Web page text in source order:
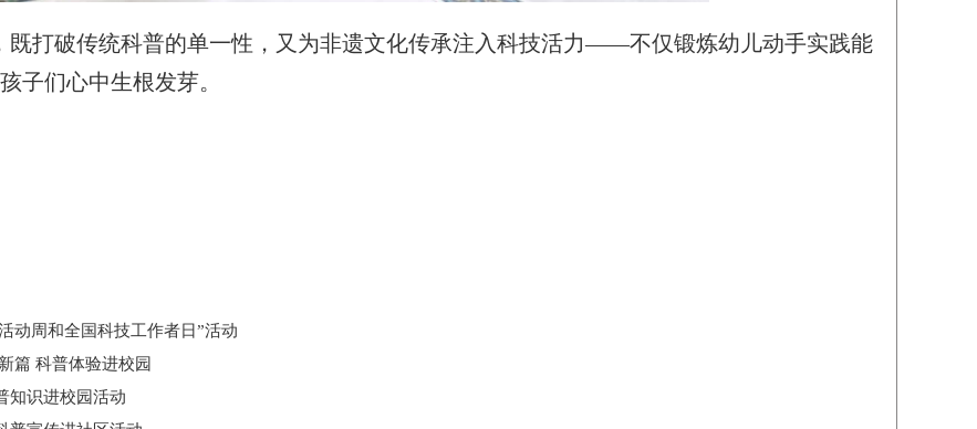
既打破传统科普的单一性，又为非遗文化传承注入科技活力——不仅锻炼幼儿动手实践能
子们心中生根发芽。
动周和全国科技工作者日”活动
篇 科普体验进校园
知识进校园活动